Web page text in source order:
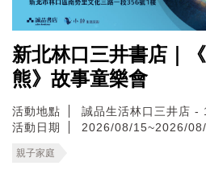
新北林口三井書店｜
熊》故事童樂會
活動地點
誠品生活林口三井店 -
活動日期
2026/08/15~2026/
親子家庭